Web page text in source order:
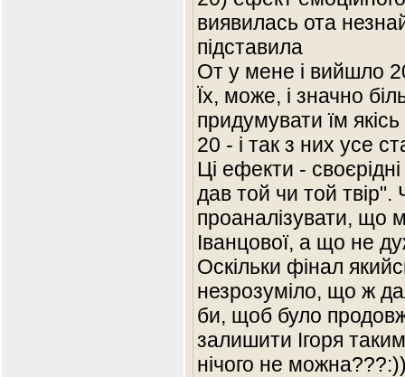
виявилась ота
підставила
От у мене і вийшло
Їх, може, і значно
придумувати їм
20 - і так з них усе
Ці ефекти -
дав той чи той твір".
проаналізувати, що
Іванцової, а що не
Оскільки фінал
незрозуміло, що ж
би, щоб було
залишити Ігоря
нічого не